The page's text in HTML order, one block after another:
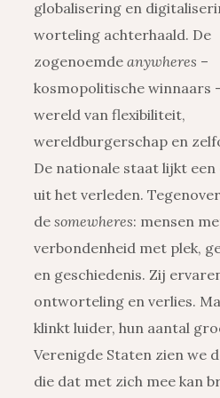
globalisering en
worteling achterhaald. De
zogenoemde anywheres –
kosmopolitische winnaars
wereld van flexibiliteit,
wereldburgerschap en
De nationale staat lijkt
uit het verleden.
de somewheres: mensen
verbondenheid met plek,
en geschiedenis. Zij
ontworteling en verlies.
klinkt luider, hun aantal
Verenigde Staten zien we
die dat met zich mee kan